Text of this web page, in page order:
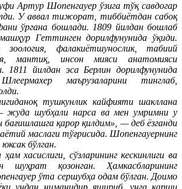
Артур Шопенгауер ўзига тўқ савдогар
У аввал тижорат, тиббиётдан сабоқ
ўргана бошлади. 1809 йилдан бошлаб
Геттинген дорилфунунида ўқиди.
фалакиётшунослик, табиий
мантиқ, инсон мияси анатомияси
1811 йилдан эса Берлин дорилфунунида
маърузаларини тинглаб,
тушкунлик кайфияти шакллана
жуда шубҳали нарса ва мен умримни у
бағишлашга қарор қилдим», — деб ёзганди
маслаги тўғрисида. Шопенгауернинг
бўлган.
хасислиги, сўзларининг кескинлиги ва
шуҳрат қозонган. Ҳамкасбларининг
ўта сершубҳа одам бўлган. Доимо
ундан ниманидир яшириб, унга қарши